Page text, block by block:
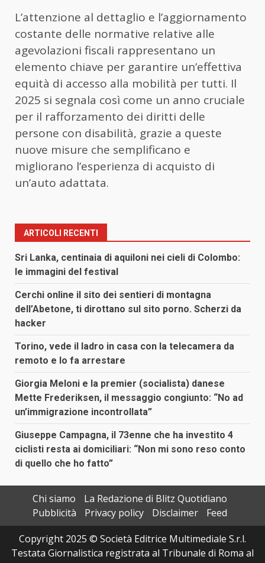
L’attenzione al dettaglio e l’aggiornamento
costante delle normative relative alle
agevolazioni fiscali rappresentano un
elemento chiave per garantire un’effettiva
equità di accesso alla mobilità per tutti. Il
2025 si segnala così come un anno cruciale
per il rafforzamento dei diritti delle
persone con disabilità, grazie a queste
nuove misure che semplificano e
migliorano l’esperienza di acquisto di
un’auto adattata.
ARTICOLI RECENTI
Sri Lanka, centinaia di aquiloni nei cieli di Colombo:
le immagini del festival
Cerchi online il sito dei sentieri di montagna
dell’Abetone, ti dirottano sul sito porno. Scherzi da
hacker
Torino, vede il ladro in casa con la telecamera da
remoto e lo fa arrestare
Giorgia Meloni e la premier (socialista) danese
Mette Frederiksen, il messaggio congiunto: “No ad
un’immigrazione incontrollata”
Giuseppe Campagna, il 73enne che ha investito 4
ciclisti resta ai domiciliari: “Non mi sono reso conto
di quello che ho fatto”
Chi siamo
La Redazione di Blitz Quotidiano
Pubblicità
Privacy policy Disclaimer
Feed
Copyright 2025 © Società Editrice Multimediale S.r.l.
Testata Giornalistica registrata al Tribunale di Roma al